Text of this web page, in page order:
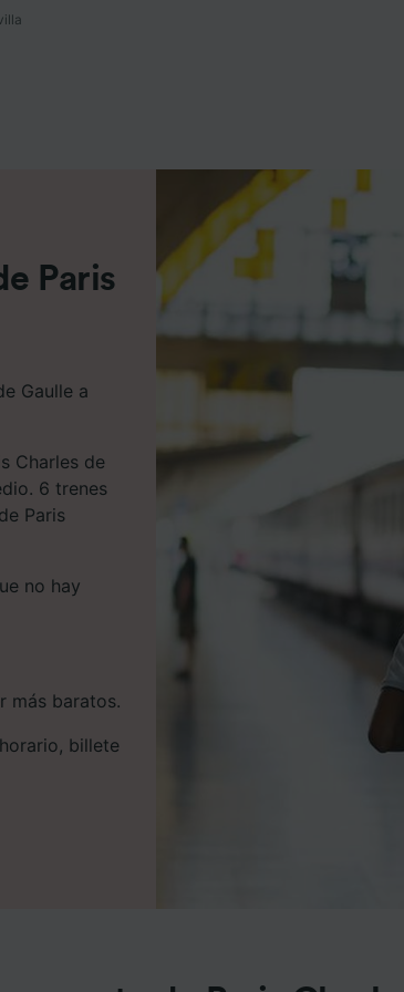
Paris
Gaulle a
Charles de
6 trenes
Paris
no hay
más baratos.
billete